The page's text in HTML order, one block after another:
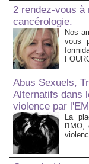
2 rendez-vous à
cancérologie.
Nos
vous
Abus Sexuels,
Alternatifs dans
violence par
La